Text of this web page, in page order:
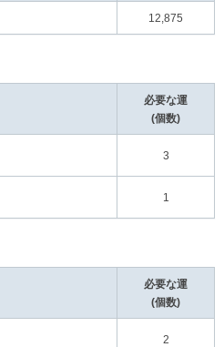
12,875
必要な運
(個数)
3
1
必要な運
(個数)
2